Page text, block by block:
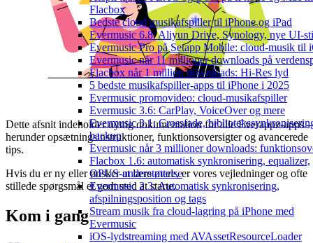
Flacbox
Bedste cloud musikafspiller til iPhone og iPad
Evermusic 6.8: Aliyun Drive, Synology, nye UI-
Evermusic Pro på Setapp Mobile: cloud-musik til
Evermusic når 11 millioner downloads på
Flacbox når 1 million downloads: Hi-Res lyd
5 bedste musikafspiller-apps til iPhone i 2025
Evermusic promovideo: cloud-musikafspiller
Evermusic 3.6: CarPlay, VoiceOver og mere
Evermusic 3.1: Crossfade,
backup
Evermusic når 3 millioner downloads:
Flacbox 1.6: automatisk synkronisering, equalizer,
OPUS-understøttelse
Evermusic 2.3: Automatisk synkronisering,
afspilningsposition og tags
Stream musik fra cloud-lagring på iPhone med
Evermusic
iOS-lydstreaming med AVAssetResourceLoader
Dette afsnit indeholder nyttig dokumentation for alle Everappz-apps
herunder opsætningsinstruktioner, funktionsoversigter og avancerede
tips.
Hvis du er ny eller ønsker at lære mere, er vores vejledninger og ofte
stillede spørgsmål et godt sted at starte.
Kom i gang